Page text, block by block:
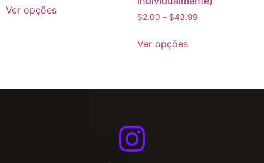
Ver opções
$2.00 – $43.99
Ver opções